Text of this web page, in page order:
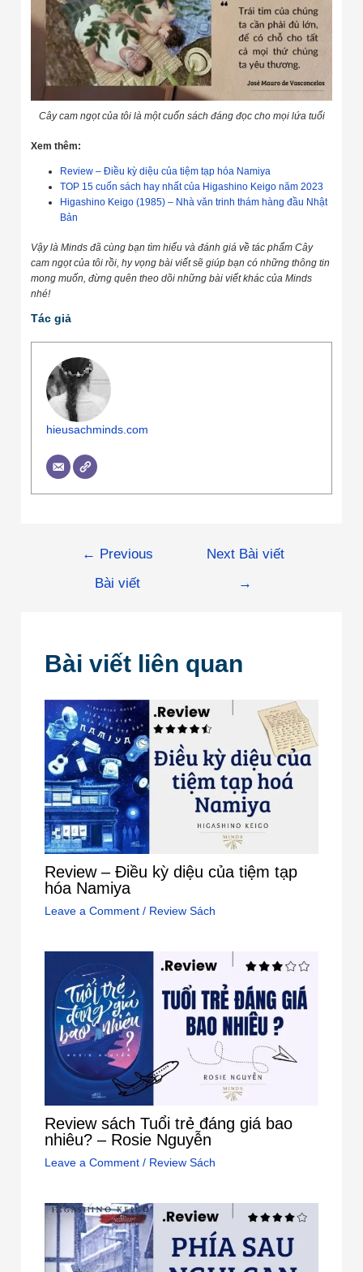
Cây cam ngọt của tôi là một cuốn sách đáng đọc cho mọi lứa tuổi
Xem thêm:
Review – Điều kỳ diệu của tiệm tạp hóa Namiya
TOP 15 cuốn sách hay nhất của Higashino Keigo năm 2023
Higashino Keigo (1985) – Nhà văn trinh thám hàng đầu Nhật
Bản
Vậy là Minds đã cùng bạn tìm hiểu và đánh giá về tác phẩm Cây
cam ngọt của tôi rồi, hy vọng bài viết sẽ giúp bạn có những thông tin
mong muốn, đừng quên theo dõi những bài viết khác của Minds
nhé!
Tác giả
hieusachminds.com
← Previous
Bài viết
Next Bài viết
→
Bài viết liên quan
Review – Điều kỳ diệu của tiệm tạp
hóa Namiya
Leave a Comment / Review Sách
Review sách Tuổi trẻ đáng giá bao
nhiêu? – Rosie Nguyễn
Leave a Comment / Review Sách